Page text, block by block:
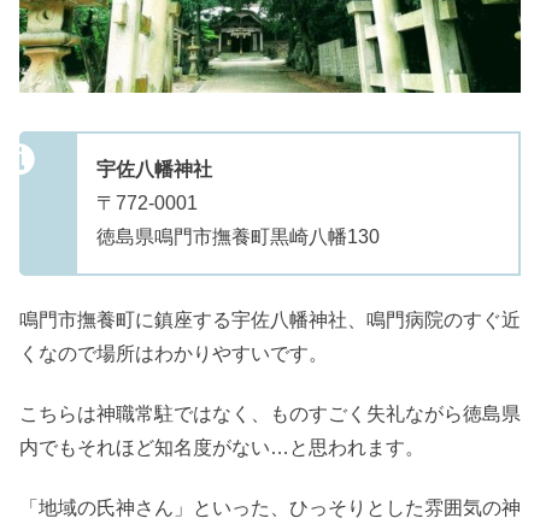
宇佐八幡神社
〒772-0001
徳島県鳴門市撫養町黒崎八幡130
鳴門市撫養町に鎮座する宇佐八幡神社、鳴門病院のすぐ近
くなので場所はわかりやすいです。
こちらは神職常駐ではなく、ものすごく失礼ながら徳島県
内でもそれほど知名度がない…と思われます。
「地域の氏神さん」といった、ひっそりとした雰囲気の神